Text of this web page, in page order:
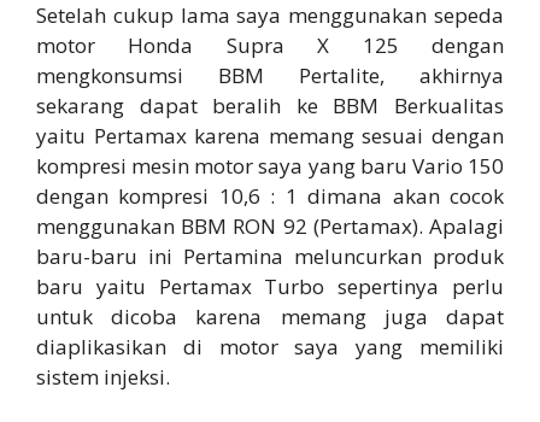
Setelah cukup lama saya menggunakan sepeda
motor Honda Supra X 125 dengan
mengkonsumsi BBM Pertalite, akhirnya
sekarang dapat beralih ke BBM Berkualitas
yaitu Pertamax karena memang sesuai dengan
kompresi mesin motor saya yang baru Vario 150
dengan kompresi 10,6 : 1 dimana akan cocok
menggunakan BBM RON 92 (Pertamax). Apalagi
baru-baru ini Pertamina meluncurkan produk
baru yaitu Pertamax Turbo sepertinya perlu
untuk dicoba karena memang juga dapat
diaplikasikan di motor saya yang memiliki
sistem injeksi.